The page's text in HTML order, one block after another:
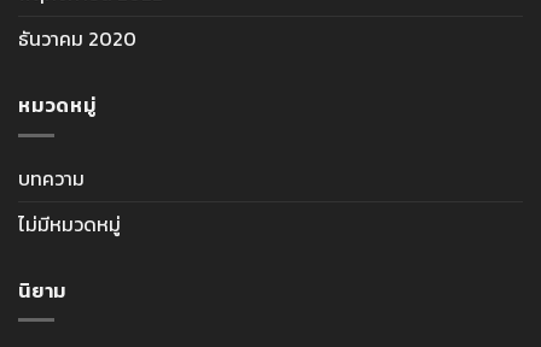
ธันวาคม 2020
หมวดหมู่
บทความ
ไม่มีหมวดหมู่
นิยาม